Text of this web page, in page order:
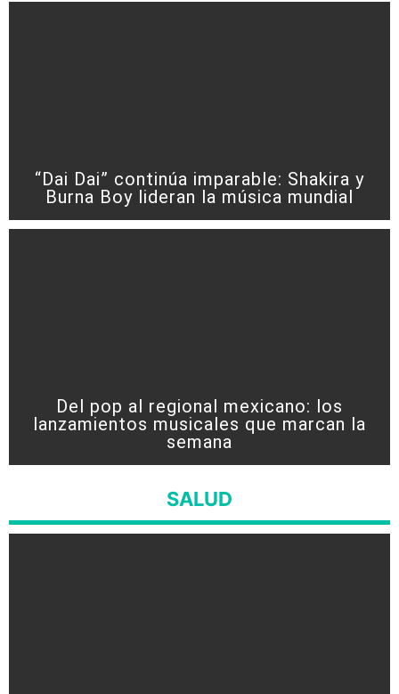
“Dai Dai” continúa imparable: Shakira y
Burna Boy lideran la música mundial
Del pop al regional mexicano: los
lanzamientos musicales que marcan la
semana
SALUD